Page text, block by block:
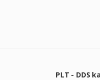
PLT - DDS